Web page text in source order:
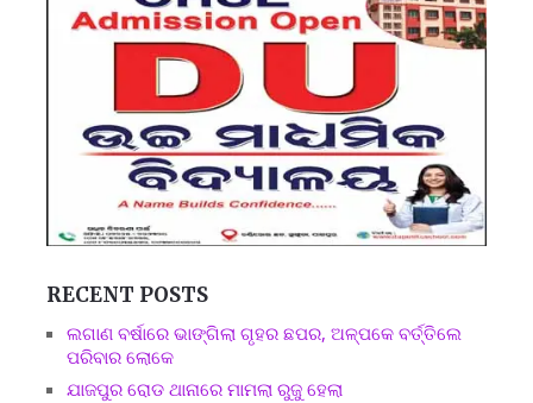
RECENT POSTS
ଲଗାଣ ବର୍ଷାରେ ଭାଙ୍ଗିଲା ଗୃହର ଛପର, ଅଳ୍ପକେ ବର୍ତ୍ତିଲେ
ପରିବାର ଲୋକେ
ଯାଜପୁର ରୋଡ ଥାନାରେ ମାମଲା ରୁଜୁ ହେଲା